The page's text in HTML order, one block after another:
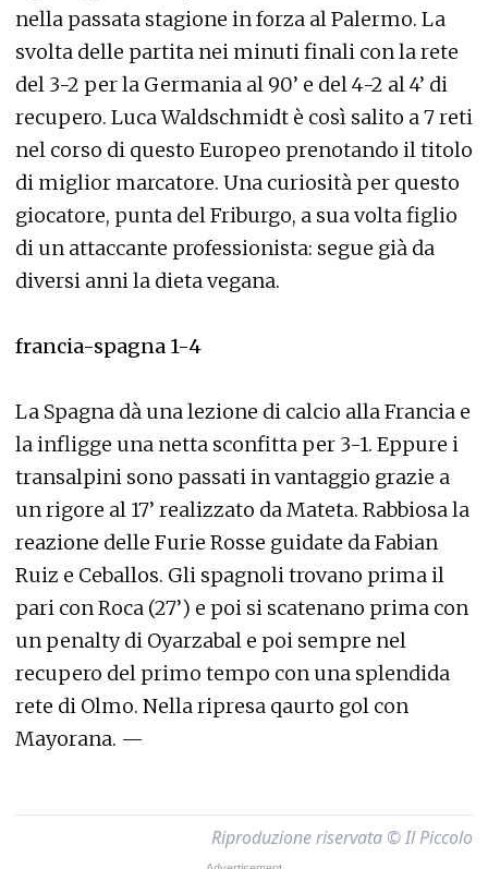
nella passata stagione in forza al Palermo. La
svolta delle partita nei minuti finali con la rete
del 3-2 per la Germania al 90’ e del 4-2 al 4’ di
recupero. Luca Waldschmidt è così salito a 7 reti
nel corso di questo Europeo prenotando il titolo
di miglior marcatore. Una curiosità per questo
giocatore, punta del Friburgo, a sua volta figlio
di un attaccante professionista: segue già da
diversi anni la dieta vegana.
francia-spagna 1-4
La Spagna dà una lezione di calcio alla Francia e
la infligge una netta sconfitta per 3-1. Eppure i
transalpini sono passati in vantaggio grazie a
un rigore al 17’ realizzato da Mateta. Rabbiosa la
reazione delle Furie Rosse guidate da Fabian
Ruiz e Ceballos. Gli spagnoli trovano prima il
pari con Roca (27’) e poi si scatenano prima con
un penalty di Oyarzabal e poi sempre nel
recupero del primo tempo con una splendida
rete di Olmo. Nella ripresa qaurto gol con
Mayorana. —
Riproduzione riservata © Il Piccolo